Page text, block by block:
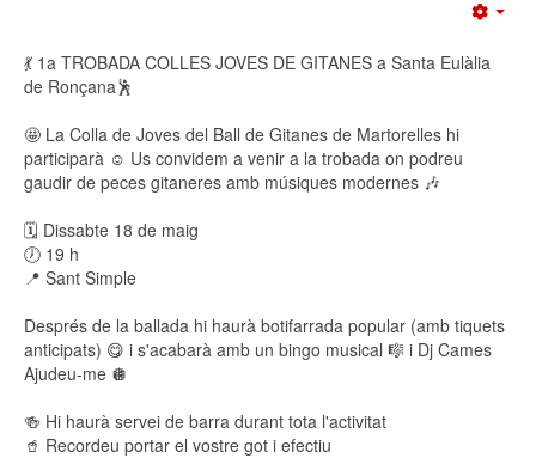
💃 1a TROBADA COLLES JOVES DE GITANES a Santa Eulàlia
de Ronçana🕺
🤩 La Colla de Joves del Ball de Gitanes de Martorelles hi
participarà ☺️ Us convidem a venir a la trobada on podreu
gaudir de peces gitaneres amb músiques modernes 🎶
🗓️ Dissabte 18 de maig
🕖 19 h
📍 Sant Simple
Després de la ballada hi haurà botifarrada popular (amb tiquets
anticipats) 😋 i s'acabarà amb un bingo musical 🎼 i Dj Cames
Ajudeu-me 🪩
🍻 Hi haurà servei de barra durant tota l'activitat
🥤 Recordeu portar el vostre got i efectiu